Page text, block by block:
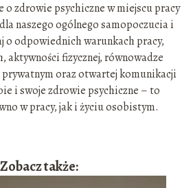
o zdrowie psychiczne w miejscu pracy
naszego ogólnego samopoczucia i
o odpowiednich warunkach pracy,
aktywności fizycznej, równowadze
prywatnym oraz otwartej komunikacji
i swoje zdrowie psychiczne – to
w pracy, jak i życiu osobistym.
Zobacz także: